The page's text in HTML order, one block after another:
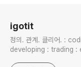
igotit
정의. 관계. 클리어. : coding : making : creating :
developing : trading :